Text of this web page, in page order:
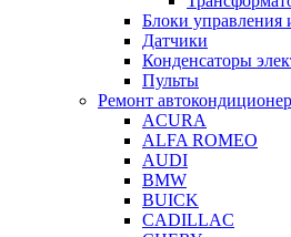
Блоки управления
Датчики
Конденсаторы
Пульты
Ремонт
ACURA
ALFA ROMEO
AUDI
BMW
BUICK
CADILLAC